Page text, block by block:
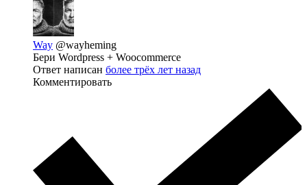
Way @wayheming
Бери Wordpress + Woocommerce
Ответ написан более трёх лет назад
Комментировать